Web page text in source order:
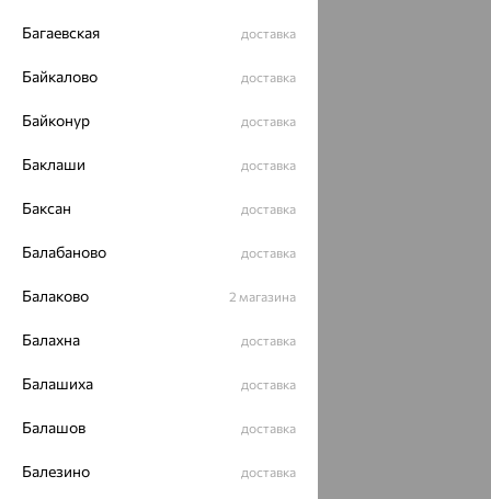
Багаевская доставка
Байкалово доставка
Байконур доставка
Баклаши доставка
Баксан доставка
Балабаново доставка
Балаково 2 магазина
Балахна доставка
Балашиха доставка
Балашов доставка
Балезино доставка